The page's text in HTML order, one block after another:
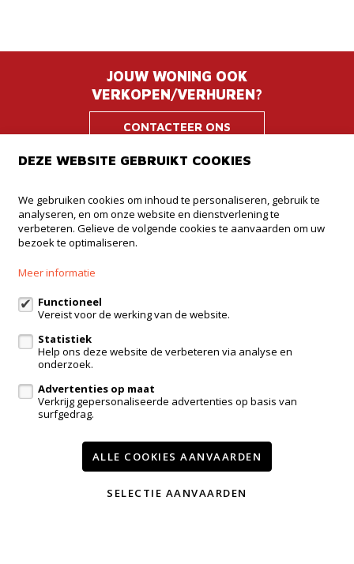
JOUW WONING OOK
VERKOPEN/VERHUREN?
CONTACTEER ONS
Immodrome
Dorpskring 12
3210 Lubbeek
admin@immodrome.be
Volg ons op:
Te huur Nieuwbouw Referenties
DEZE WEBSITE GEBRUIKT COOKIES
We gebruiken cookies om inhoud te personaliseren, gebruik te
analyseren, en om onze website en dienstverlening te
verbeteren. Gelieve de volgende cookies te aanvaarden om uw
bezoek te optimaliseren.
Meer informatie
Functioneel
Vereist voor de werking van de website.
Statistiek
Help ons deze website de verbeteren via analyse en
onderzoek.
Advertenties op maat
Verkrijg gepersonaliseerde advertenties op basis van
surfgedrag.
ALLE COOKIES AANVAARDEN
SELECTIE AANVAARDEN